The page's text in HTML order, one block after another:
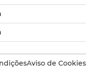
Aviso de Cookies